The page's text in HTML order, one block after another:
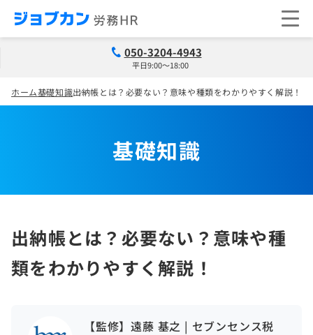
050-3204-4943
平日9:00～18:00
ホーム基礎知識出納帳とは？必要ない？意味や種類をわかりやすく解説！
基礎知識
出納帳とは？必要ない？意味や種
類をわかりやすく解説！
【監修】遠藤 基之 | セブンセンス税